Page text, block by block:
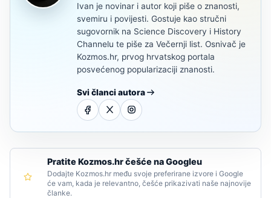
Ivan je novinar i autor koji piše o znanosti,
svemiru i povijesti. Gostuje kao stručni
sugovornik na Science Discovery i History
Channelu te piše za Večernji list. Osnivač je
Kozmos.hr, prvog hrvatskog portala
posvećenog popularizaciji znanosti.
Svi članci autora
Pratite Kozmos.hr češće na Googleu
Dodajte Kozmos.hr među svoje preferirane izvore i Google
će vam, kada je relevantno, češće prikazivati naše najnovije
članke.